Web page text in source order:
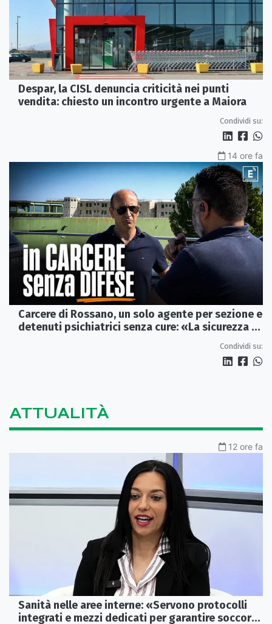
Despar, la CISL denuncia criticità nei punti
vendita: chiesto un incontro urgente a Maiora
Condividi su:
14 ore fa
Carcere di Rossano, un solo agente per sezione e
detenuti psichiatrici senza cure: «La sicurezza è
Condividi su:
ATTUALITÀ
12 ore fa
Sanità nelle aree interne: «Servono protocolli
integrati e mezzi dedicati per garantire soccorsi